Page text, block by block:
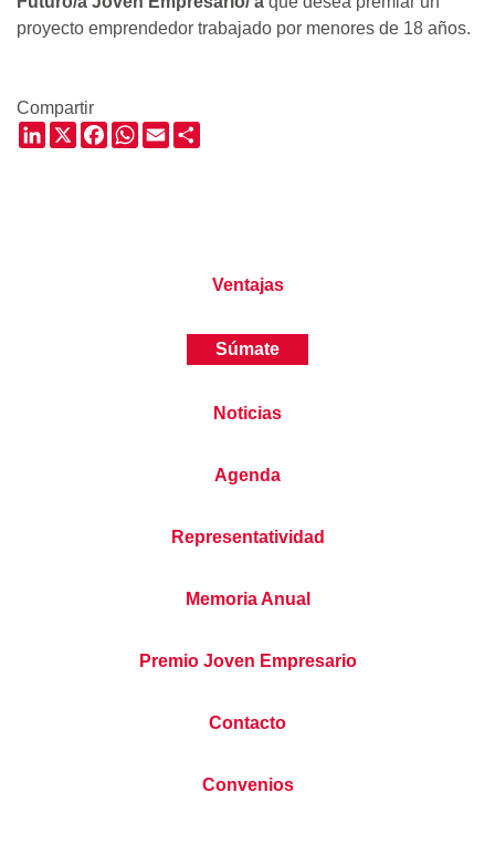
proyecto emprendedor trabajado por menores de 18 años.
Compartir
LinkedIn
X Facebook
WhatsApp
Email
Ventajas
Súmate
Noticias
Agenda
Representatividad
Memoria Anual
Premio Joven Empresario
Contacto
Convenios